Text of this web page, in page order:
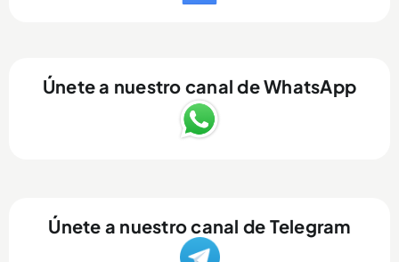
Únete a nuestro canal de WhatsApp
Únete a nuestro canal de Telegram